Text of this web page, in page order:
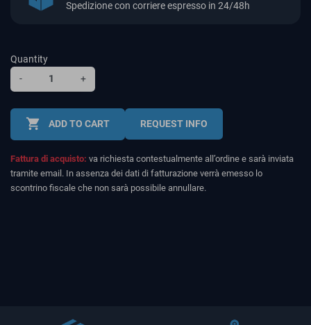
Spedizione con corriere espresso in 24/48h
Quantity
-
+
shopping_cart ADD TO CART REQUEST INFO
Fattura di acquisto: va richiesta contestualmente all’ordine e sarà inviata
tramite email. In assenza dei dati di fatturazione verrà emesso lo
scontrino fiscale che non sarà possibile annullare.